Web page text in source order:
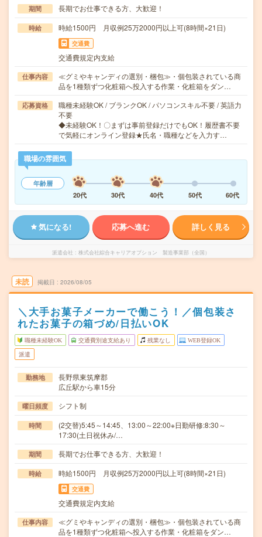
期間 長期でお仕事できる方、大歓迎！
時給 時給1500円 月収例25万2000円以上可(8時間×21日)
交通費
交通費規定内支給
仕事内容
≪グミやキャンディの選別・梱包≫・個包装されている商
品を1種類ずつ化粧箱へ投入する作業・化粧箱をダン…
応募資格
職種未経験OK / ブランクOK / パソコンスキル不要 / 英語力
不要
◆未経験OK！〇まずは事前登録だけでもOK！履歴書不要
で気軽にオンライン登録★氏名・職種などを入力す…
職場の雰囲気
年齢層
20代
30代 40代 50代 60代
気になる! 応募へ進む 詳しく見る
派遣会社 株式会社綜合キャリアオプション 製造事業部（全国）
未読 掲載日 2026/08/05
＼大手お菓子メーカーで働こう！／個包装さ
れたお菓子の箱づめ/日払いOK
職種未経験OK 交通費別途支給あり 残業なし WEB登録OK
派遣
勤務地
長野県東筑摩郡
広丘駅から車15分
曜日頻度 シフト制
時間
(2交替)5:45～14:45、13:00～22:00※日勤研修:8:30～
17:30(土日祝休み/…
期間 長期でお仕事できる方、大歓迎！
時給 時給1500円 月収例25万2000円以上可(8時間×21日)
交通費
交通費規定内支給
仕事内容
≪グミやキャンディの選別・梱包≫・個包装されている商
品を1種類ずつ化粧箱へ投入する作業・化粧箱をダン…